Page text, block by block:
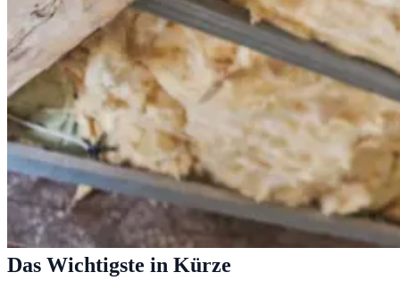
Das Wichtigste in Kürze